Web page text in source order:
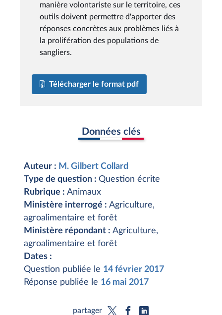
manière volontariste sur le territoire, ces
outils doivent permettre d'apporter des
réponses concrètes aux problèmes liés à
la prolifération des populations de
sangliers.
Télécharger le format pdf
Données clés
Auteur : M. Gilbert Collard
Type de question : Question écrite
Rubrique : Animaux
Ministère interrogé : Agriculture,
agroalimentaire et forêt
Ministère répondant : Agriculture,
agroalimentaire et forêt
Dates :
Question publiée le 14 février 2017
Réponse publiée le 16 mai 2017
partager